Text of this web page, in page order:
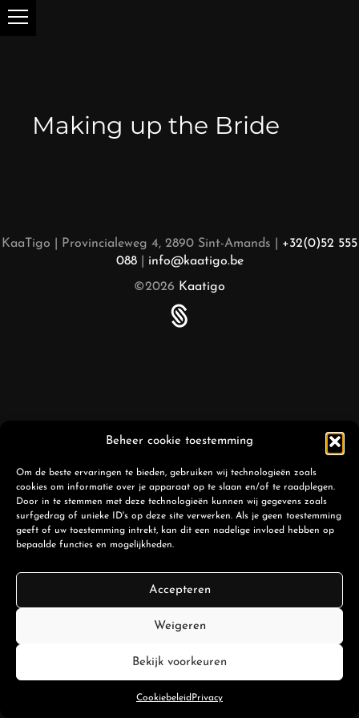
Beheer cookie toestemming
Om de beste ervaringen te bieden, gebruiken wij technologieën zoals
cookies om informatie over je apparaat op te slaan en/of te raadplegen.
Door in te stemmen met deze technologieën kunnen wij gegevens zoals
surfgedrag of unieke ID's op deze site verwerken. Als je geen toestemming
geeft of uw toestemming intrekt, kan dit een nadelige invloed hebben op
bepaalde functies en mogelijkheden.
Accepteren
Weigeren
Bekijk voorkeuren
Cookiebeleid Privacy
Making up the Bride
KaaTigo | Provincialeweg 4, 2890 Sint-Amands | +32(0)52 555
088| info@kaatigo.be
©2026 Kaatigo